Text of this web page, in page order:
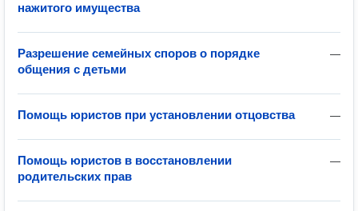
нажитого имущества
—
Разрешение семейных споров о порядке
общения с детьми
—
Помощь юристов при установлении отцовства
—
Помощь юристов в восстановлении
родительских прав